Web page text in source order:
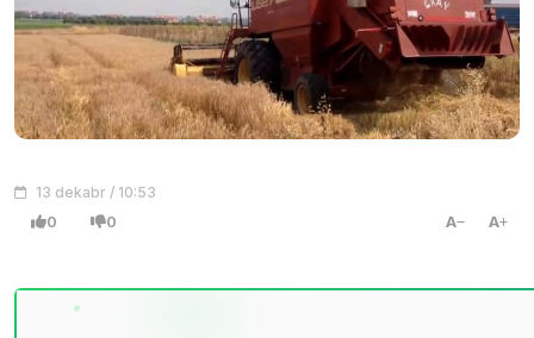
13 dekabr / 10:53
0 0 A A